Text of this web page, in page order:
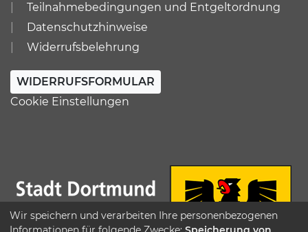
Teilnahmebedingungen und Entgeltordnung
Datenschutzhinweise
Widerrufsbelehrung
WIDERRUFSFORMULAR
Cookie Einstellungen
Wir speichern und verarbeiten Ihre personenbezogenen